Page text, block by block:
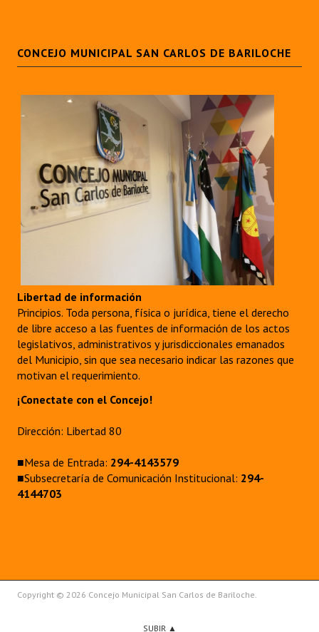
CONCEJO MUNICIPAL SAN CARLOS DE BARILOCHE
Libertad de información
Principios. Toda persona, física o jurídica, tiene el derecho
de libre acceso a las fuentes de información de los actos
legislativos, administrativos y jurisdiccionales emanados
del Municipio, sin que sea necesario indicar las razones que
motivan el requerimiento.
¡Conectate con el Concejo!
Dirección: Libertad 80
■Mesa de Entrada: 294-4143579
■Subsecretaría de Comunicación Institucional: 294-
4144703
Copyright © 2026 Concejo Municipal San Carlos de Bariloche.
SUBIR ▲